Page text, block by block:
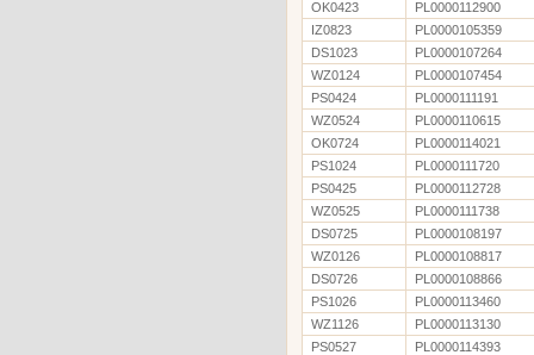
OK0423
PL0000112900
IZ0823
PL0000105359
DS1023
PL0000107264
WZ0124
PL0000107454
PS0424
PL0000111191
WZ0524
PL0000110615
OK0724
PL0000114021
PS1024
PL0000111720
PS0425
PL0000112728
WZ0525
PL0000111738
DS0725
PL0000108197
WZ0126
PL0000108817
DS0726
PL0000108866
PS1026
PL0000113460
WZ1126
PL0000113130
PS0527
PL0000114393